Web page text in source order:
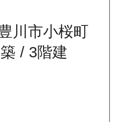
川市小桜町
/ 3階建